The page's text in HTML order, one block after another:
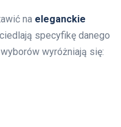
na eleganckie
specyfikę danego
wyróżniają się: